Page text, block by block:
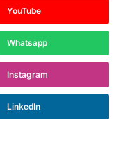
YouTube
Whatsapp
Instagram
LinkedIn